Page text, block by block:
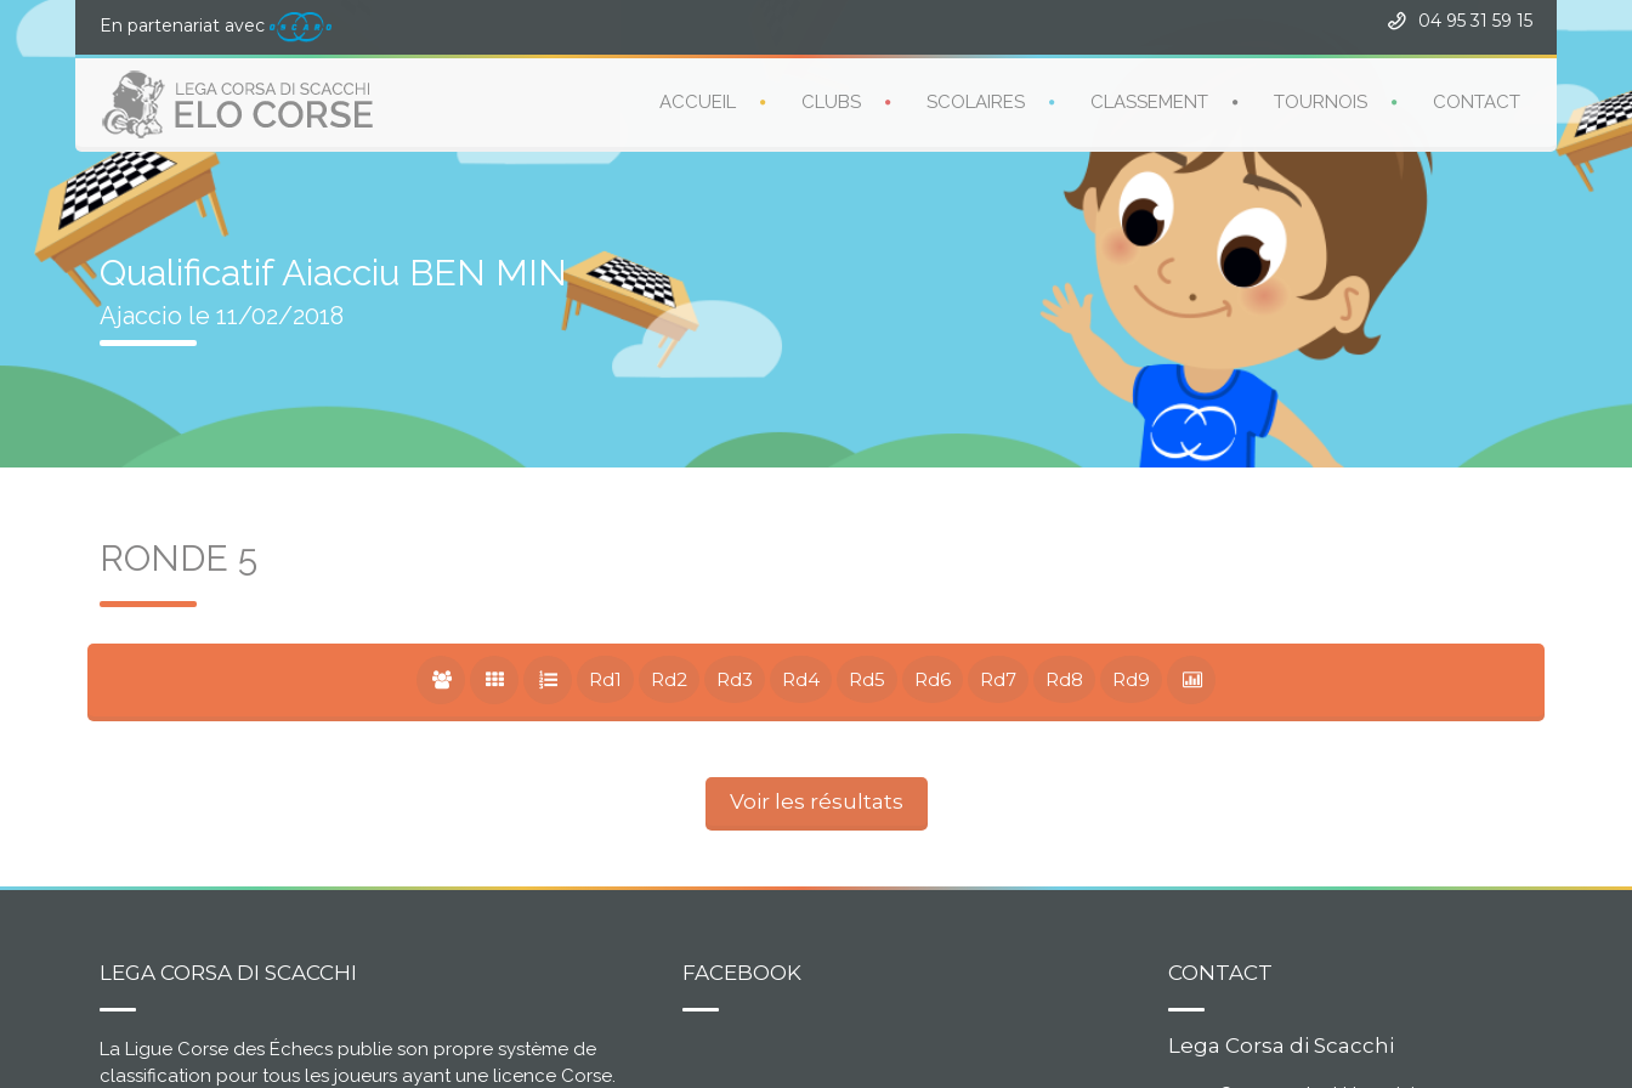
En partenariat avec 04 95 31 59 15
ACCUEIL CLUBS SCOLAIRES CLASSEMENT TOURNOIS CONTACT
Qualificatif Aiacciu BEN MIN
Ajaccio le 11/02/2018
RONDE 5
Rd1 Rd2 Rd3 Rd4 Rd5 Rd6 Rd7 Rd8 Rd9
Voir les résultats
LEGA CORSA DI SCACCHI
La Ligue Corse des Échecs publie son propre système de
classification pour tous les joueurs ayant une licence Corse.
FACEBOOK CONTACT
Lega Corsa di Scacchi